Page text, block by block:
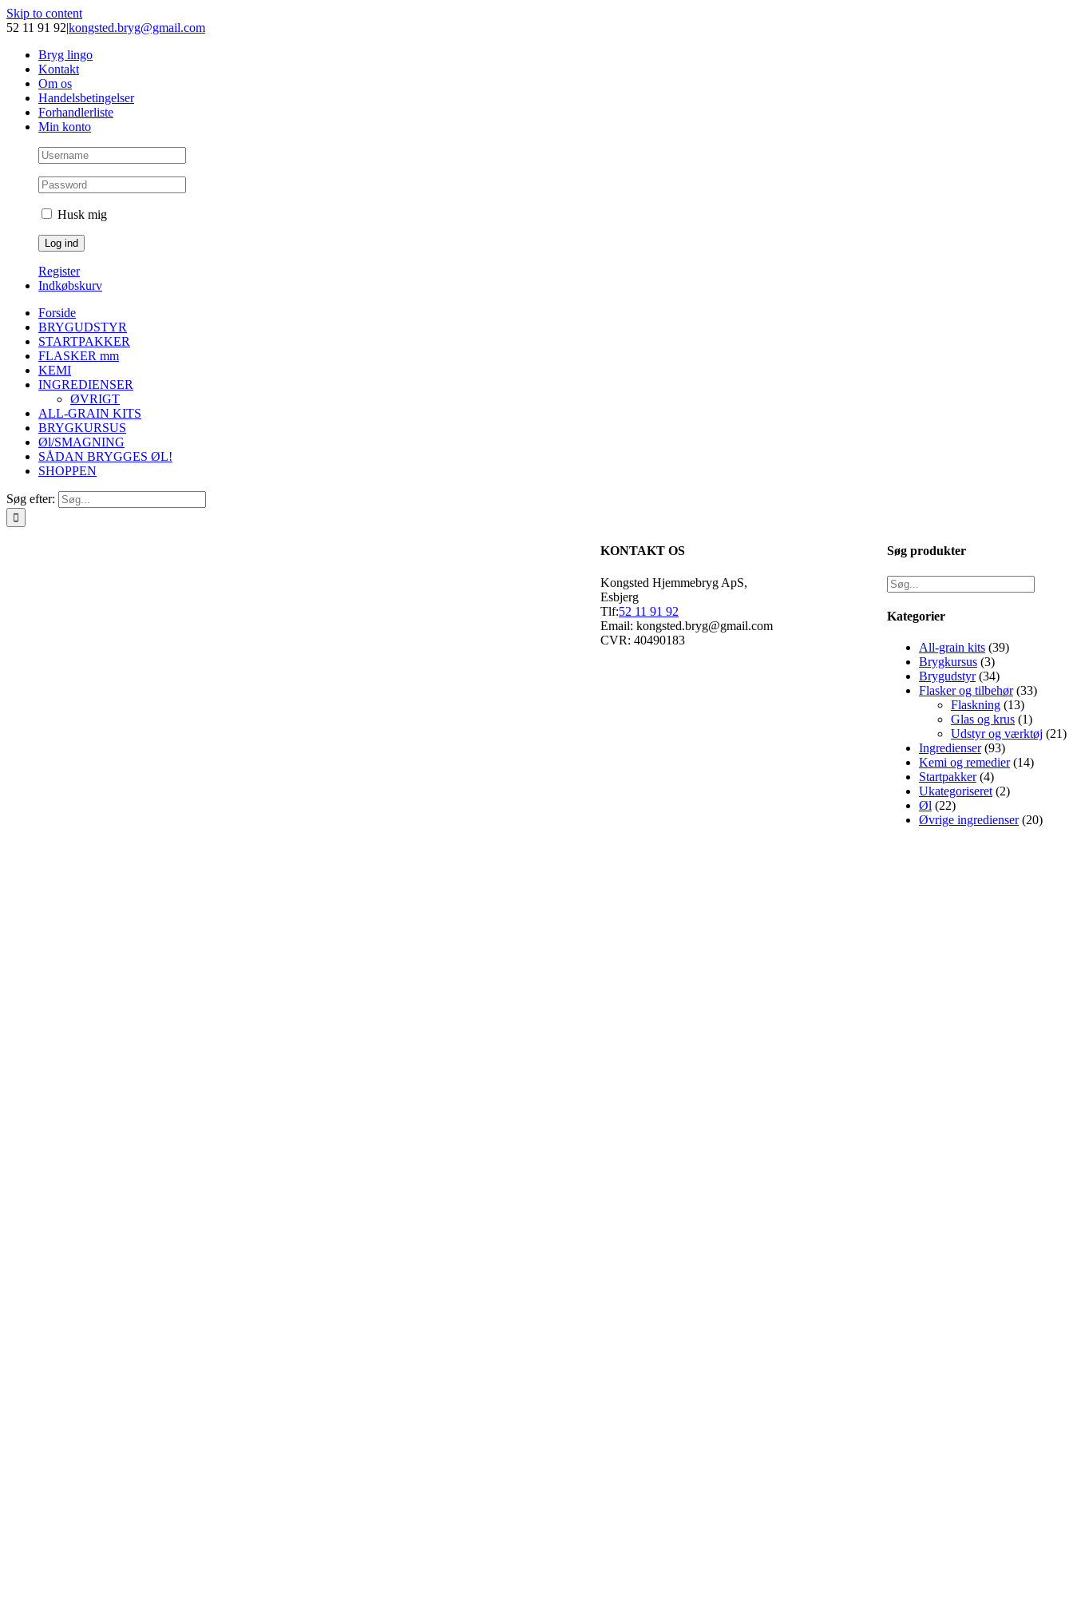
Skip to content
52 11 91 92|kongsted.bryg@gmail.com
Bryg lingo
Kontakt
Om os
Handelsbetingelser
Forhandlerliste
Min konto
Husk mig
Register
Indkøbskurv
Forside
BRYGUDSTYR
STARTPAKKER
FLASKER mm
KEMI
INGREDIENSER
ØVRIGT
ALL-GRAIN KITS
BRYGKURSUS
Øl/SMAGNING
SÅDAN BRYGGES ØL!
SHOPPEN
Søg efter:
Søg produkter
Kategorier
All-grain kits (39)
Brygkursus (3)
Brygudstyr (34)
Flasker og tilbehør (33)
Flaskning (13)
Glas og krus (1)
Udstyr og værktøj (21)
Ingredienser (93)
Kemi og remedier (14)
Startpakker (4)
Ukategoriseret (2)
Øl (22)
Øvrige ingredienser (20)
KONTAKT OS
Kongsted Hjemmebryg ApS,
Esbjerg
Tlf:52 11 91 92
Email: kongsted.bryg@gmail.com
CVR: 40490183